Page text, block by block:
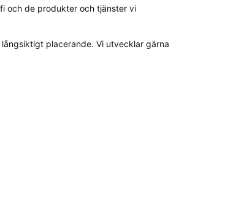
och de produkter och tjänster vi
placerande. Vi utvecklar gärna